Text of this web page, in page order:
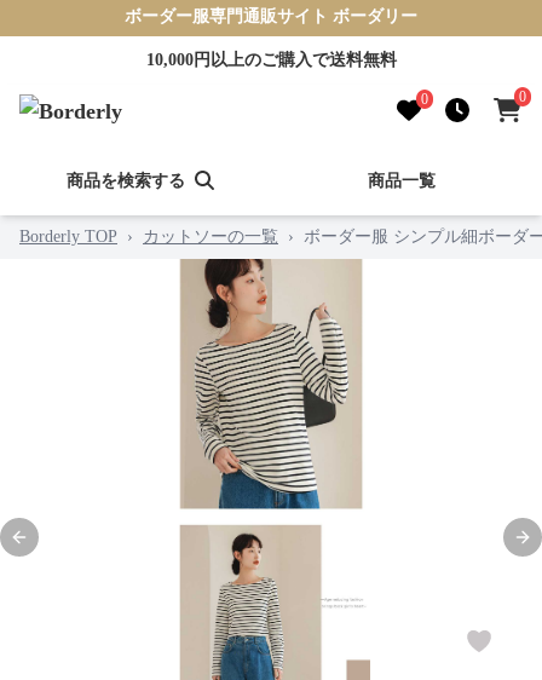
ボーダー服専門通販サイト ボーダリー
10,000円以上のご購入で送料無料
0 0
商品を検索する 商品一覧
Borderly TOP › カットソーの一覧 › ボーダー服 シンプル細ボーダ
Previous slide